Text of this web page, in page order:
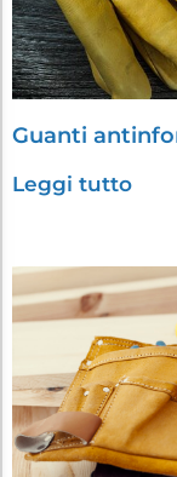
Guanti
Leggi tutto